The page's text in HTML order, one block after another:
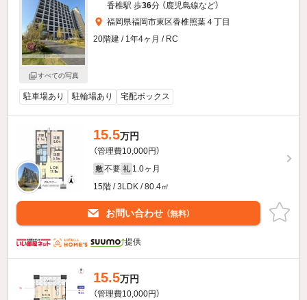
すべての写真
香椎駅 歩36分 （鹿児島線など）
福岡県福岡市東区香椎照葉４丁目
20階建 / 1年4ヶ月 / RC
駐車場あり 駐輪場あり 宅配ボックス
15.5万円
（管理費10,000円）
敷 不要 礼 1.0ヶ月
15階 / 3LDK / 80.4㎡
お問い合わせ （無料）
提供
15.5万円
（管理費10,000円）